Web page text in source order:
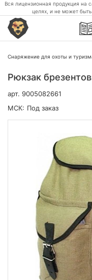
Вся лицензионная продукция на
целях, и не может
Снаряжение для охоты и
Рюкзак
арт. 9005082661
МСК: Под заказ